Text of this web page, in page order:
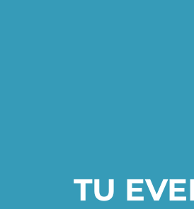
TU